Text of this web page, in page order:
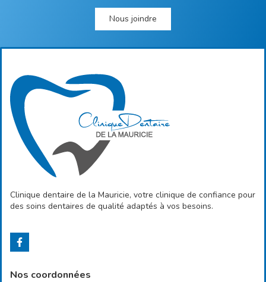
Nous joindre
Clinique dentaire de la Mauricie, votre clinique de confiance pour
des soins dentaires de qualité adaptés à vos besoins.
Nos coordonnées